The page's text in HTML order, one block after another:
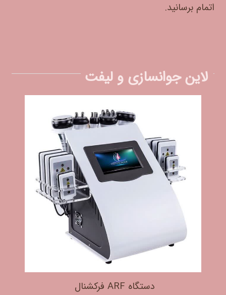
اتمام برسانید.
لاین جوانسازی و لیفت
دستگاه ARF فرکشنال